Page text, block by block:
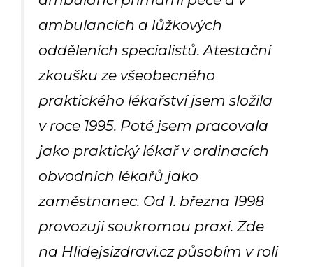
ambulancích a lůžkových
odděleních specialistů. Atestační
zkoušku ze všeobecného
praktického lékařství jsem složila
v roce 1995. Poté jsem pracovala
jako praktický lékař v ordinacích
obvodních lékařů jako
zaměstnanec. Od 1. března 1998
provozuji soukromou praxi. Zde
na Hlidejsizdravi.cz působím v roli